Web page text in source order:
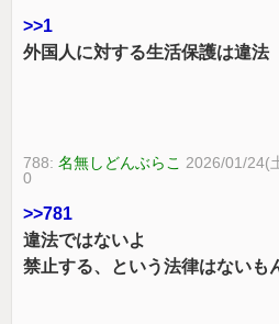
>>1
外国人に対する生活保護は違法
788:名無しどんぶらこ 2026/01/24(
0
>>781
違法ではないよ
禁止する、という法律はないも